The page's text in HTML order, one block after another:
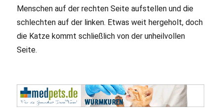
Menschen auf der rechten Seite aufstellen und die
schlechten auf der linken. Etwas weit hergeholt, doch
die Katze kommt schließlich von der unheilvollen
Seite.